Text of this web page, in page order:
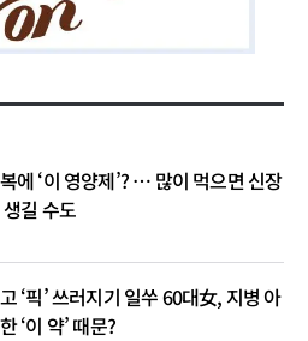
에 ‘이 영양제’? … 많이 먹으면 신장
길 수도
‘픽’ 쓰러지기 일쑤 60대女, 지병 아
‘이 약’ 때문?